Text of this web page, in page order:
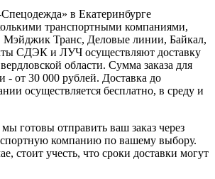
в Екатеринбурге
транспортными компаниями,
Транс, Деловые линии, Байкал,
CДЭК и ЛУЧ осуществляют доставку
области. Сумма заказа для
- от 30 000 рублей. Доставка до
осуществляется бесплатно, в среду и
готовы отправить ваш заказ через
компанию по вашему выбору.
стоит учесть, что сроки доставки могут